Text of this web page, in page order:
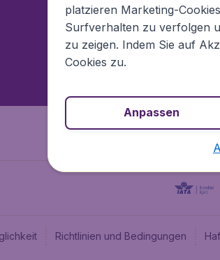
Impressum
Partnerprogramm
Stellenangebote
Richtlinien und Bedingungen
platzieren Marketing-
Surfverhalten zu verfolgen
zu zeigen. Indem Sie auf
Cookies zu.
Anpassen